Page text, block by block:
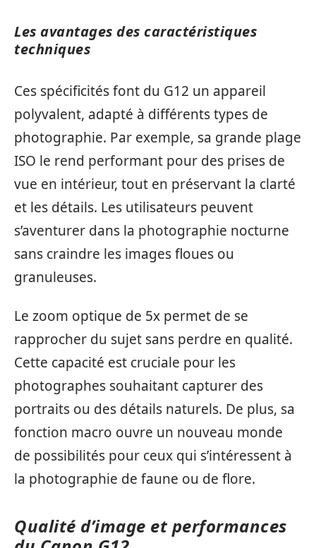
Les avantages des caractéristiques
techniques
Ces spécificités font du G12 un appareil
polyvalent, adapté à différents types de
photographie. Par exemple, sa grande plage
ISO le rend performant pour des prises de
vue en intérieur, tout en préservant la clarté
et les détails. Les utilisateurs peuvent
s’aventurer dans la photographie nocturne
sans craindre les images floues ou
granuleuses.
Le zoom optique de 5x permet de se
rapprocher du sujet sans perdre en qualité.
Cette capacité est cruciale pour les
photographes souhaitant capturer des
portraits ou des détails naturels. De plus, sa
fonction macro ouvre un nouveau monde
de possibilités pour ceux qui s’intéressent à
la photographie de faune ou de flore.
Qualité d’image et performances